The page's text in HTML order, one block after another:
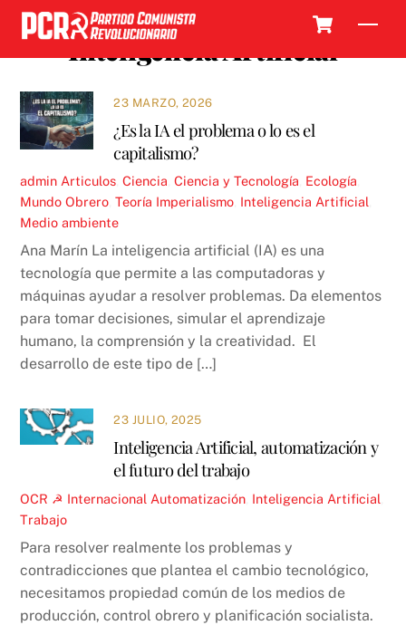
Skip
content
Inteligencia Artificial
23 MARZO, 2026
¿Es la IA el problema o lo es el
capitalismo?
admin Articulos ,Ciencia ,Ciencia y Tecnología Ecología
Mundo Obrero ,Teoría Imperialismo Inteligencia Artificial
Medio ambiente
Ana Marín La inteligencia artificial (IA) es una
tecnología que permite a las computadoras y
máquinas ayudar a resolver problemas. Da elementos
para tomar decisiones, simular el aprendizaje
humano, la comprensión y la creatividad. El
desarrollo de este tipo de […]
23 JULIO, 2025
Inteligencia Artificial, automatización y
el futuro del trabajo
OCR ☭ Internacional Automatización Inteligencia Artificial
Trabajo
Para resolver realmente los problemas y
contradicciones que plantea el cambio tecnológico,
necesitamos propiedad común de los medios de
producción, control obrero y planificación socialista.